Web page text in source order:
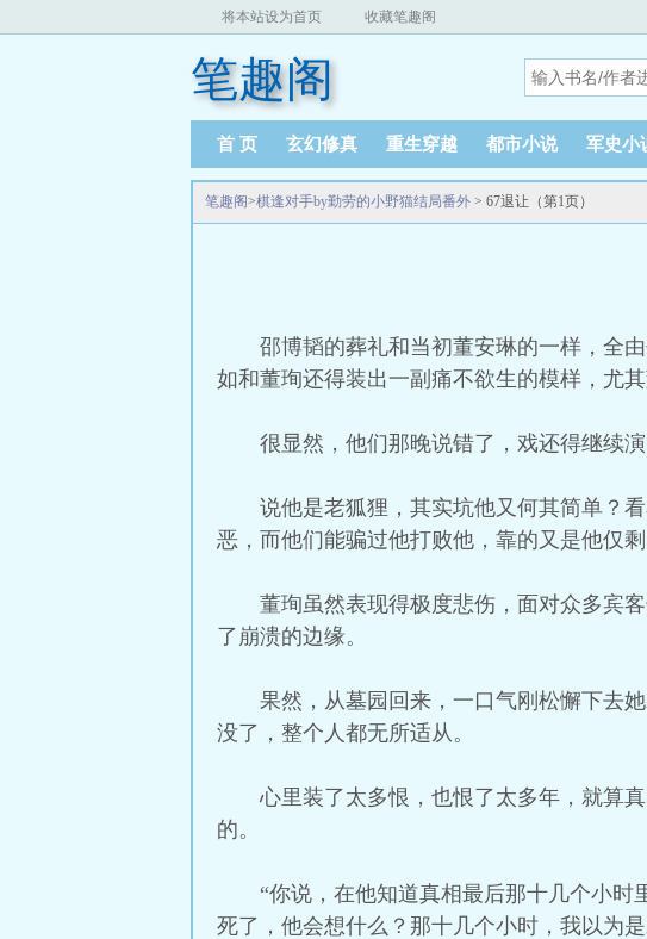
将本站设为首页 收藏笔趣阁
笔趣阁
首 页 玄幻修真 重生穿越 都市小说 军史小
笔趣阁>棋逢对手by勤劳的小野猫结局番外 > 67退让（第1页）
邵博韬的葬礼和当初董安琳的一样，全
如和董珣还得装出一副痛不欲生的模样，尤
很显然，他们那晚说错了，戏还得继续
说他是老狐狸，其实坑他又何其简单？
恶，而他们能骗过他打败他，靠的又是他仅
董珣虽然表现得极度悲伤，面对众多宾
了崩溃的边缘。
果然，从墓园回来，一口气刚松懈下去
没了，整个人都无所适从。
心里装了太多恨，也恨了太多年，就算
的。
“你说，在他知道真相最后那十几个小
死了，他会想什么？那十几个小时，我以为